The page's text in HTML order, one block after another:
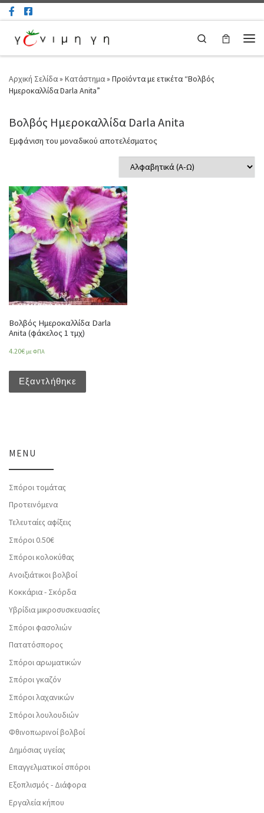
Μετάβαση στο περιεχόμενο
Search
Αρχική Σελίδα» Κατάστημα» Προϊόντα με ετικέτα “Βολβός
Ημεροκαλλίδα Darla Anita”
Βολβός Ημεροκαλλίδα Darla Anita
Εμφάνιση του μοναδικού αποτελέσματος
Βολβός Ημεροκαλλίδα Darla
Anita (φάκελος 1 τμχ)
4.20€ με ΦΠΑ
Εξαντλήθηκε
MENU
Σπόροι τομάτας
Προτεινόμενα
Τελευταίες αφίξεις
Σπόροι 0.50€
Σπόροι κολοκύθας
Ανοιξιάτικοι βολβοί
Κοκκάρια - Σκόρδα
Υβρίδια μικροσυσκευασίες
Σπόροι φασολιών
Πατατόσπορος
Σπόροι αρωματικών
Σπόροι γκαζόν
Σπόροι λαχανικών
Σπόροι λουλουδιών
Φθινοπωρινοί βολβοί
Δημόσιας υγείας
Επαγγελματικοί σπόροι
Εξοπλισμός - Διάφορα
Εργαλεία κήπου